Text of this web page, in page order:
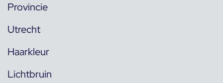
Provincie
Utrecht
Haarkleur
Lichtbruin